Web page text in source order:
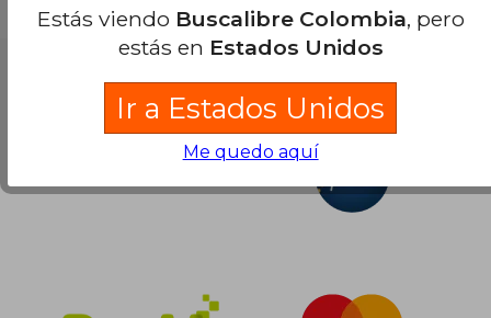
Nuestras Formas de Pago
Estás viendo Buscalibre Colombia, pero
estás en Estados Unidos
Ir a Estados Unidos
Me quedo aquí